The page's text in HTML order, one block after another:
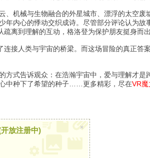
、机械与生物融合的外星城市、漂浮的太空
内心的悸动交织成诗。尽管部分评论认为故
离到理解的互动，格洛登为保护朋友挺身而
接人类与宇宙的桥梁。而这场冒险的真正答
方式告诉观众：在浩瀚宇宙中，爱与理解才是
中种下了希望的种子……更多精彩，尽在VR魔
放注册中) ×